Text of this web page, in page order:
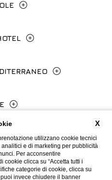
Città
Firenze
BLASTNESS
X
utilizzano cookie tecnici
e di marketing per pubblicità
Per acconsentire
cookie clicca su “Accetta tutti i
categorie di cookie, clicca su
invece chiudere il banner